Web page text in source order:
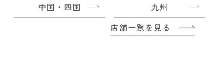
中国・四国
九州
店舗一覧を見る